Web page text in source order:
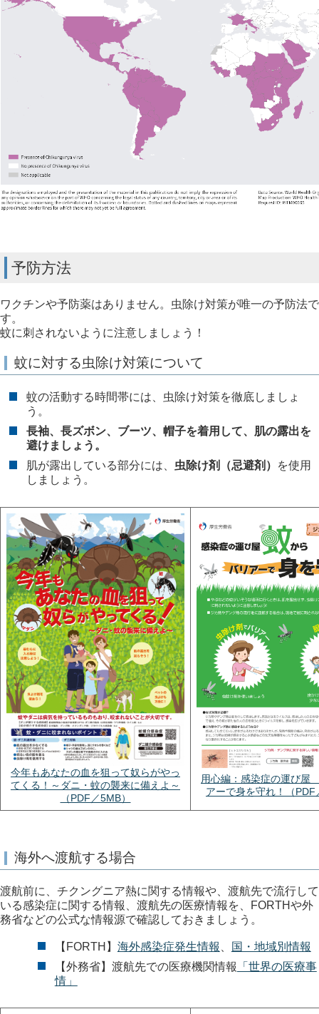
予防方法
ワクチンや予防薬はありません。虫除け対策が唯一の予防法で
す。
蚊に刺されないように注意しましょう！
蚊に対する虫除け対策について
蚊の活動する時間帯には、虫除け対策を徹底しましょ
う。
長袖、長ズボン、ブーツ、帽子を着用して、肌の露出を
避けましょう。
肌が露出している部分には、 虫除け剤（忌避剤）
を使用
しましょう。
今年もあなたの血を狙って奴らがやっ
てくる！～ダニ・蚊の襲来に備えよ～
（PDF／5MB）
用心編：感染症の運び屋
アーで身を守れ！（PDF
海外へ渡航する場合
渡航前に、チクングニア熱に関する情報や、渡航先で流行して
いる感染症に関する情報、渡航先の医療情報を、FORTHや外
務省などの公式な情報源で確認しておきましょう。
【FORTH】 海外感染症発生情報
国・地域別情報
【外務省】渡航先での医療機関情報
「世界の医療事
情」